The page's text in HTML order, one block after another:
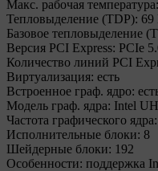
Макс. рабочая температура:
Тепловыделение (TDP): 69
Базовое тепловыделение
Версия PCI Express: PCIe
Количество линий PCI
Виртуализация: есть
Встроенное граф. ядро:
Модель граф. ядра: Intel
Частота графического ядра:
Исполнительные блоки: 8
Шейдерные блоки: 192
Особенности: поддержка